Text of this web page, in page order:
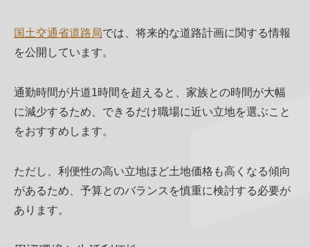
国土交通省道路局では、将来的な道路計画に関する情報
を公開しています。
通勤時間が片道1時間を超えると、家族との時間が大幅
に減少するため、できるだけ職場に近い立地を選ぶこと
をおすすめします。
ただし、利便性の高い立地ほど土地価格も高くなる傾向
があるため、予算とのバランスを慎重に検討する必要が
あります。